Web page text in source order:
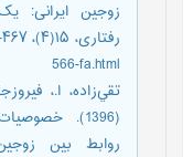
زوجین ایرانی:
566-fa.html
تقي‌‌زاده، ا.،
(1396).